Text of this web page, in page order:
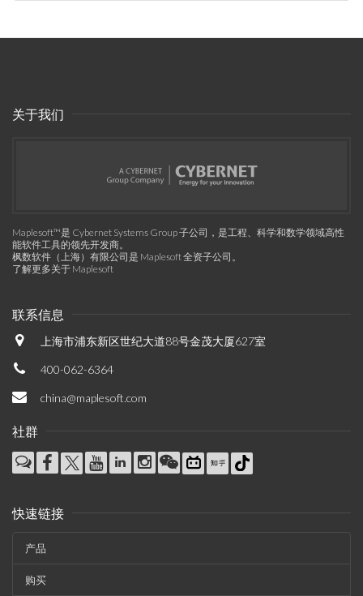
关于我们
Maplesoft™是 Cybernet Systems Group 子公司，是工程、科学和数学领域高性
能软件工具的领先开发商。
枫数软件（上海）有限公司是 Maplesoft 全资子公司。
了解更多关于 Maplesoft
联系信息
上海市浦东新区世纪大道88号金茂大厦627室
400-062-6364
china@maplesoft.com
社群
快速链接
产品
购买